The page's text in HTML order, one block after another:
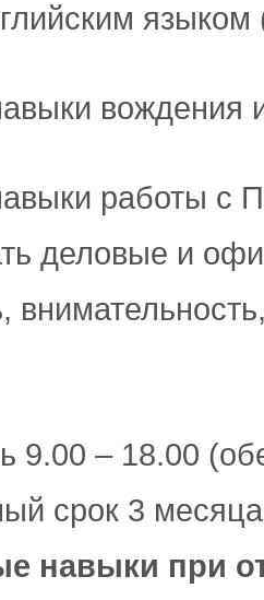
языком
вождения
работы с
деловые и
9.00 – 18.00
срок 3 месяца
навыки при